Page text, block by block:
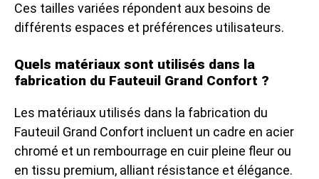
Ces tailles variées répondent aux besoins de
différents espaces et préférences utilisateurs.
Quels matériaux sont utilisés dans la
fabrication du Fauteuil Grand Confort ?
Les matériaux utilisés dans la fabrication du
Fauteuil Grand Confort incluent un cadre en acier
chromé et un rembourrage en cuir pleine fleur ou
en tissu premium, alliant résistance et élégance.